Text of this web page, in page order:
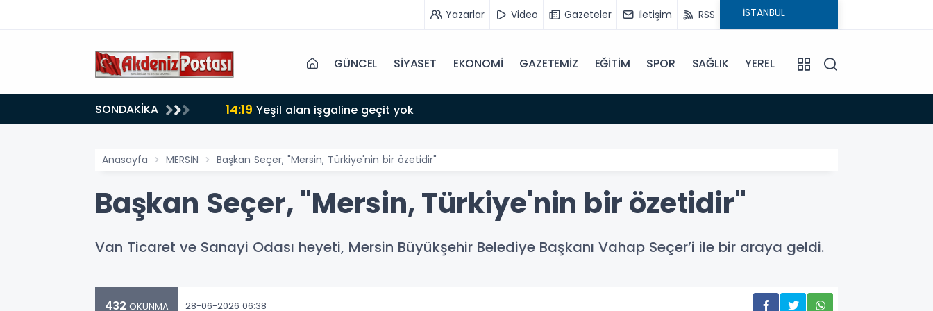
Yazarlar Video Gazeteler İletişim RSS
GÜNCEL SİYASET EKONOMİ GAZETEMİZ EĞİTİM SPOR SAĞLIK YEREL
SONDAKİKA
30 dereceyi gördü 14:19 Yeşil alan işgaline geçit yok
Anasayfa MERSİN Başkan Seçer, "Mersin, Türkiye'nin bir özetidir"
Başkan Seçer, "Mersin, Türkiye'nin bir özetidir"
Van Ticaret ve Sanayi Odası heyeti, Mersin Büyükşehir Belediye Başkanı Vahap Seçer’i ile bir araya geldi.
432 OKUNMA 28-06-2026 06:38